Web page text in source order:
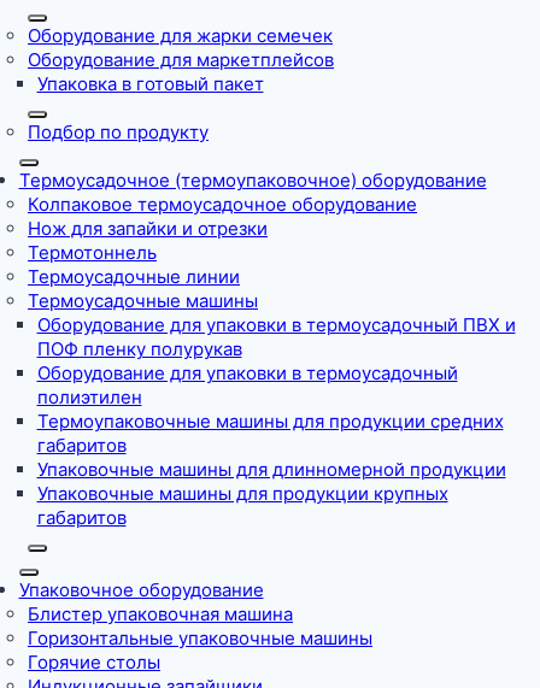
Оборудование для жарки семечек
Оборудование для маркетплейсов
Упаковка в готовый пакет
Подбор по продукту
Термоусадочное (термоупаковочное) оборудование
Колпаковое термоусадочное оборудование
Нож для запайки и отрезки
Термотоннель
Термоусадочные линии
Термоусадочные машины
Оборудование для упаковки в термоусадочный ПВХ и
ПОФ пленку полурукав
Оборудование для упаковки в термоусадочный
полиэтилен
Термоупаковочные машины для продукции средних
габаритов
Упаковочные машины для длинномерной продукции
Упаковочные машины для продукции крупных
габаритов
Упаковочное оборудование
Блистер упаковочная машина
Горизонтальные упаковочные машины
Горячие столы